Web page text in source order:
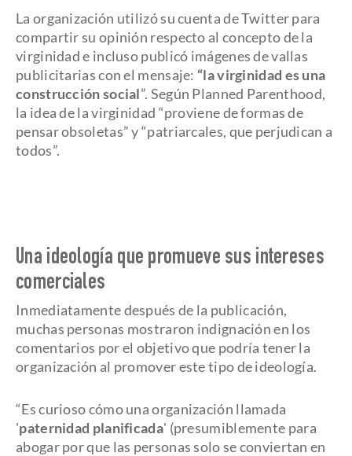
La organización utilizó su cuenta de Twitter para
compartir su opinión respecto al concepto de la
virginidad e incluso publicó imágenes de vallas
publicitarias con el mensaje: “la virginidad es una
construcción social”. Según Planned Parenthood,
la idea de la virginidad “proviene de formas de
pensar obsoletas” y “patriarcales, que perjudican a
todos”.
Una ideología que promueve sus intereses
comerciales
Inmediatamente después de la publicación,
muchas personas mostraron indignación en los
comentarios por el objetivo que podría tener la
organización al promover este tipo de ideología.
“Es curioso cómo una organización llamada
'paternidad planificada' (presumiblemente para
abogar por que las personas solo se conviertan en